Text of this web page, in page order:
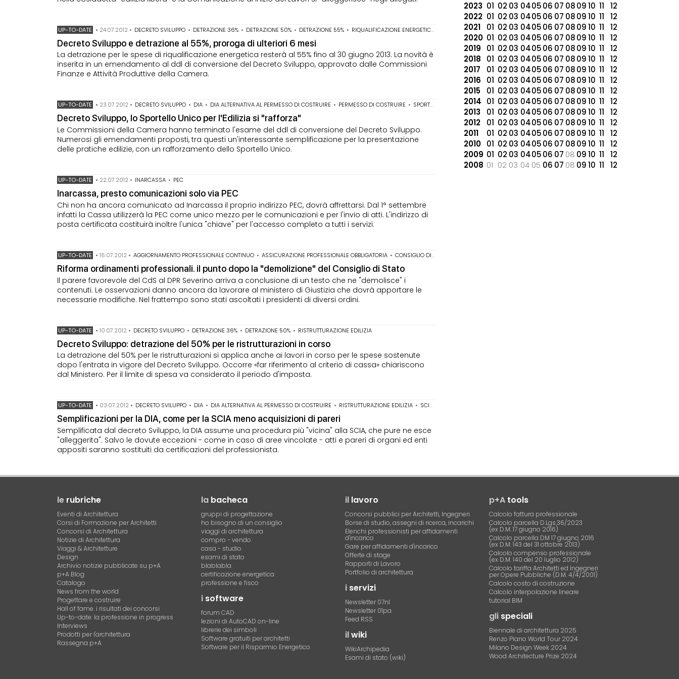
UP-TO-DATE • 24.07.2012 • DECRETO SVILUPPO • DETRAZIONE 36% • DETRAZIONE 50% • DETRAZIONE 55% • RIQUALIFICAZIONE ENERGETICA
Decreto Sviluppo e detrazione al 55%, proroga di ulteriori 6 mesi
La detrazione per le spese di riqualificazione energetica resterà al 55% fino al 30 giugno 2013. La novità è
inserita in un emendamento al ddl di conversione del Decreto Sviluppo, approvato dalle Commissioni
Finanze e Attività Produttive della Camera.
UP-TO-DATE • 23.07.2012 • DECRETO SVILUPPO • DIA • DIA ALTERNATIVA AL PERMESSO DI COSTRUIRE • PERMESSO DI COSTRUIRE • SPORTELLO UNICO EDILIZIA
Decreto Sviluppo, lo Sportello Unico per l'Edilizia si "rafforza"
Le Commissioni della Camera hanno terminato l'esame del ddl di conversione del Decreto Sviluppo.
Numerosi gli emendamenti proposti, tra questi un'interessante semplificazione per la presentazione
delle pratiche edilizie, con un rafforzamento dello Sportello Unico.
UP-TO-DATE • 22.07.2012 • INARCASSA • PEC
Inarcassa, presto comunicazioni solo via PEC
Chi non ha ancora comunicato ad Inarcassa il proprio indirizzo PEC, dovrà affrettarsi. Dal 1° settembre
infatti la Cassa utilizzerà la PEC come unico mezzo per le comunicazioni e per l'invio di atti. L'indirizzo di
posta certificata costituirà inoltre l'unica "chiave" per l'accesso completo a tutti i servizi.
UP-TO-DATE •16.07.2012 • AGGIORNAMENTO PROFESSIONALE CONTINUO • ASSICURAZIONE PROFESSIONALE OBBLIGATORIA • CONSIGLIO DI STATO
Riforma ordinamenti professionali. il punto dopo la "demolizione" del Consiglio di Stato
Il parere favorevole del CdS al DPR Severino arriva a conclusione di un testo che ne "demolisce" i
contenuti. Le osservazioni danno ancora da lavorare al ministero di Giustizia che dovrà apportare le
necessarie modifiche. Nel frattempo sono stati ascoltati i presidenti di diversi ordini.
UP-TO-DATE •10.07.2012 • DECRETO SVILUPPO • DETRAZIONE 36% • DETRAZIONE 50% • RISTRUTTURAZIONE EDILIZIA
Decreto Sviluppo: detrazione del 50% per le ristrutturazioni in corso
La detrazione del 50% per le ristrutturazioni si applica anche ai lavori in corso per le spese sostenute
dopo l'entrata in vigore del Decreto Sviluppo. Occorre «far riferimento al criterio di cassa» chiariscono
dal Ministero. Per il limite di spesa va considerato il periodo d'imposta.
UP-TO-DATE • 03.07.2012 • DECRETO SVILUPPO • DIA • DIA ALTERNATIVA AL PERMESSO DI COSTRUIRE • RISTRUTTURAZIONE EDILIZIA • SCIA
Semplificazioni per la DIA, come per la SCIA meno acquisizioni di pareri
Semplificata dal decreto Sviluppo, la DIA assume una procedura più "vicina" alla SCIA, che pure ne esce
"alleggerita". Salvo le dovute eccezioni - come in caso di aree vincolate - atti e pareri di organi ed enti
appositi saranno sostituiti da certificazioni del professionista.
2023 01 02 03 040506 07 080910 11
12
2022 01 02 03 040506 07 080910 11
12
2021
01 02 03 040506 07 080910 11
12
2020 01 02 03 040506 07 080910 11
12
2019
01 02 03 040506 07 080910 11
12
2018
01 02 03 040506 07 080910 11
12
2017
01 02 03 040506 07 080910 11
12
2016
01 02 03 040506 07 080910 11
12
2015
01 02 03 040506 07 080910 11
12
2014 01 02 03 040506 07 080910 11
12
2013
01 02 03 040506 07 080910 11
12
2012
01 02 03 040506 07 080910 11
12
2011
01 02 03 040506 07 080910 11
12
2010 01 02 03 040506 07 080910 11
12
2009 01 02 03 040506 07 08 0910 11
12
2008 01 02 03 04 05 06 07 08 0910 11 12
le rubriche
Eventi di Architettura
Corsi di Formazione per Architetti
Concorsi di Architettura
Notizie di Architettura
Viaggi & Architetture
Design
Archivio notizie pubblicate su p+A
p+A Blog
Catalogo
News from the world
Progettare e costruire
Hall of fame. i risultati dei concorsi
Up-to-date: la professione in progress
Interviews
Prodotti per l'architettura
Rassegna p+A
la bacheca
gruppi di progettazione
ho bisogno di un consiglio
viaggi di architettura
compro - vendo
casa - studio
esami di stato
blablabla
certificazione energetica
professione e fisco
i software
forum CAD
lezioni di AutoCAD on-line
librerie dei simboli
Software gratuiti per architetti
Software per il Risparmio Energetico
il lavoro
Concorsi pubblici per Architetti, Ingegneri
Borse di studio, assegni di ricerca, incarichi
Elenchi professionisti per affidamenti
d'incarico
Gare per affidamenti d'incarico
Offerte di stage
Rapporti di Lavoro
Portfolio di architettura
i servizi
Newsletter 07nl
Newsletter 01pa
Feed RSS
ilwiki
WikiArchipedia
Esami di stato (wiki)
p+A tools
Calcolo fattura professionale
Calcolo parcella D.Lgs.36/2023
(ex D.M. 17 giugno 2016)
Calcolo parcella DM 17 giugno 2016
(ex D.M. 143 del 31 ottobre 2013)
Calcolo compenso professionale
(ex D.M. 140 del 20 luglio 2012)
Calcolo tariffa Architetti ed Ingegneri
per Opere Pubbliche (D.M. 4/4/2001)
Calcolo costo di costruzione
Calcolo interpolazione lineare
tutorial BIM
gli speciali
Biennale di architettura 2025
Renzo Piano World Tour 2024
Milano Design Week 2024
Wood Architecture Prize 2024